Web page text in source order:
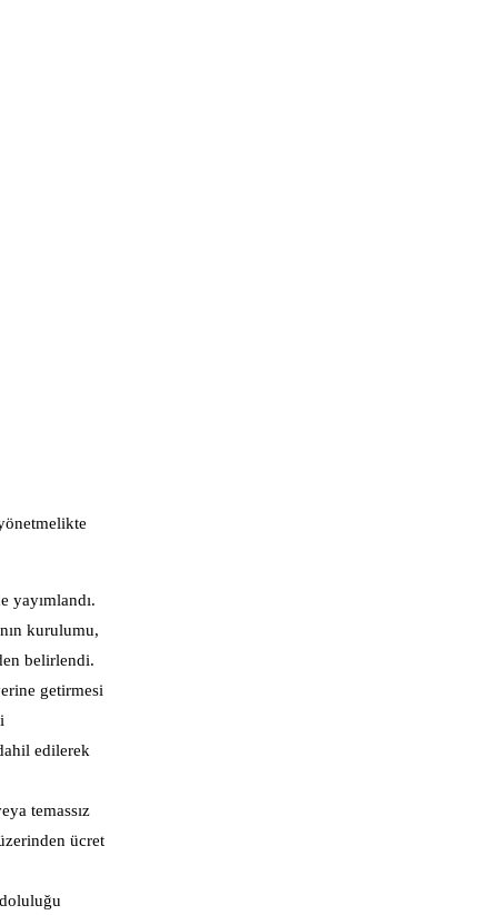
yayımlandı.
kurulumu,
belirlendi.
getirmesi
edilerek
temassız
ücret